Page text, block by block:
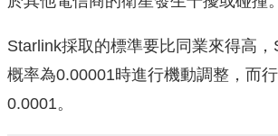
Starlink採取的標準要比同業來得高
概率為0.00001時進行機動調整，而
0.0001。